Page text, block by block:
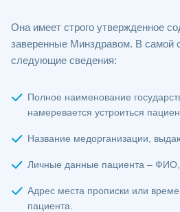
Она имеет строго утвержденное
заверенные Минздравом. В самой
следующие сведения:
Полное наименование
намеревается устроиться
Название медорганизации,
Личные данные пациента – ФИО,
Адрес места прописки или
пациента.